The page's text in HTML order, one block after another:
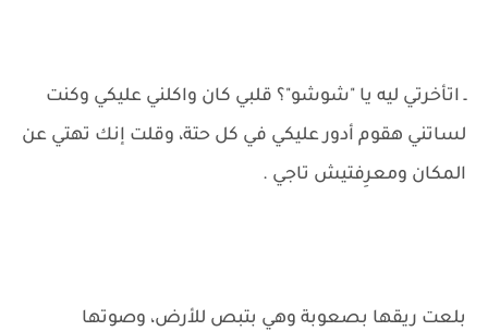
ـ اتأخرتي ليه يا "شوشو"؟ قلبي كان واكلني عليكي وكنت
لساتني هقوم أدور عليكي في كل حتة، وقلت إنك تهتي عن
المكان ومعرِفتيش تاجي .
بلعت ريقها بصعوبة وهي بتبص للأرض، وصوتها